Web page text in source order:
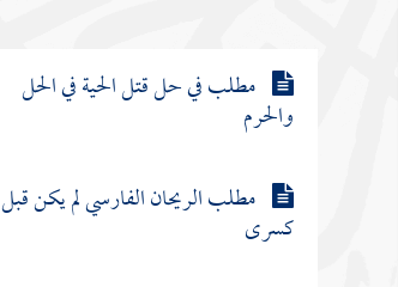
مطلب في حل قتل الحية في الحل
والحرم
مطلب الريحان الفارسي لم يكن قبل
كسرى